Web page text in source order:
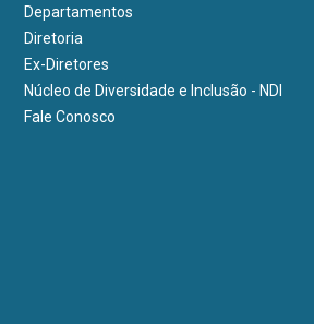
Departamentos
Diretoria
Ex-Diretores
Núcleo de Diversidade e Inclusão - NDI
Fale Conosco